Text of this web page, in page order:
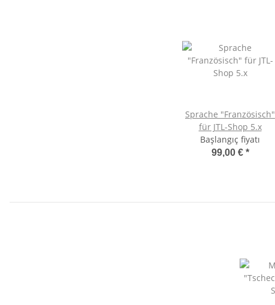
Sprache "Französisch"
für JTL-Shop 5.x
Başlangıç fiyatı
99,00 € *